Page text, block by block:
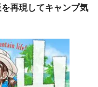
再現してキャンプ気